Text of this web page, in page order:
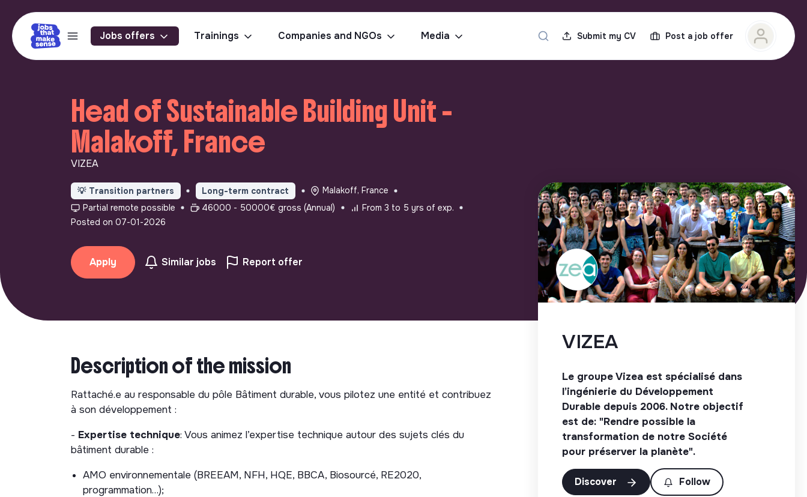
Jobs offers Trainings Companies and NGOs Media Submit my CV Post a job offer
Head of Sustainable Building Unit -
Malakoff, France
VIZEA
💡 Transition partners Long-term contract
Malakoff, France
Partial remote possible
46000 - 50000€ gross (Annual)
From 3 to 5 yrs of exp.
Posted on 07-01-2026
Apply Similar jobs Report offer
Description of the mission
Rattaché.e au responsable du pôle Bâtiment durable, vous pilotez une entité et contribuez
à son développement :
- Expertise technique: Vous animez l’expertise technique autour des sujets clés du
bâtiment durable :
AMO environnementale (BREEAM, NFH, HQE, BBCA, Biosourcé, RE2020,
programmation…);
VIZEA
Le groupe Vizea est spécialisé dans
l’ingénierie du Développement
Durable depuis 2006. Notre objectif
est de: "Rendre possible la
transformation de notre Société
pour préserver la planète".
Discover Follow